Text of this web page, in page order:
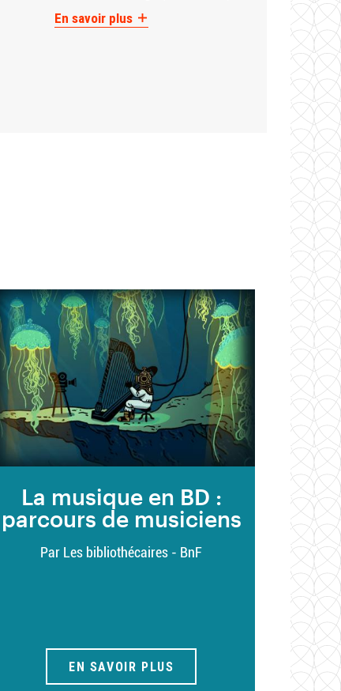
En savoir plus
La musique en BD :
parcours de musiciens
Par Les bibliothécaires - BnF
EN SAVOIR PLUS